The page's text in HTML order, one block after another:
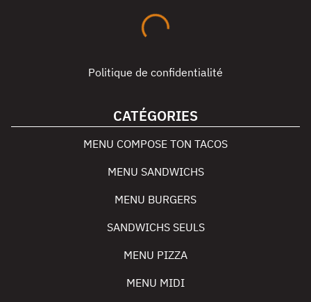
Politique de confidentialité
CATÉGORIES
MENU COMPOSE TON TACOS
MENU SANDWICHS
MENU BURGERS
SANDWICHS SEULS
MENU PIZZA
MENU MIDI